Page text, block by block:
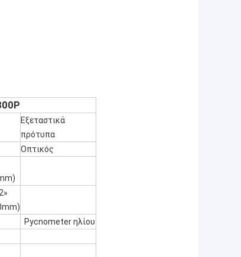
Εξεταστικά
πρότυπα
Οπτικός
Pycnometer ηλίου